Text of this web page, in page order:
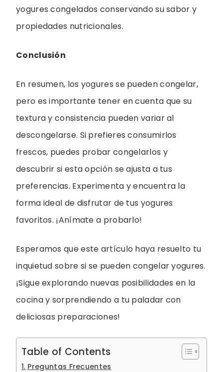
yogures congelados conservando su sabor y
propiedades nutricionales.
Conclusión
En resumen, los yogures se pueden congelar,
pero es importante tener en cuenta que su
textura y consistencia pueden variar al
descongelarse. Si prefieres consumirlos
frescos, puedes probar congelarlos y
descubrir si esta opción se ajusta a tus
preferencias. Experimenta y encuentra la
forma ideal de disfrutar de tus yogures
favoritos. ¡Anímate a probarlo!
Esperamos que este artículo haya resuelto tu
inquietud sobre si se pueden congelar yogures.
¡Sigue explorando nuevas posibilidades en la
cocina y sorprendiendo a tu paladar con
deliciosas preparaciones!
Table of Contents
Preguntas Frecuentes